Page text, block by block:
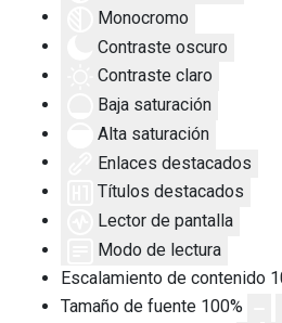
Monocromo
Contraste oscuro
Contraste claro
Baja saturación
Alta saturación
Enlaces destacados
Títulos destacados
Lector de pantalla
Modo de lectura
Escalamiento de contenido
Tamaño de fuente 100%